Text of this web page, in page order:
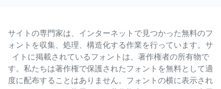
サイトの専門家は、インターネットで見つかった無料のフ
ォントを収集、処理、構造化する作業を行っています。サ
イトに掲載されているフォントは、著作権者の所有物で
す。私たちは著作権で保護されたフォントを無料として適
度に配布することはありません。フォントの横に表示され